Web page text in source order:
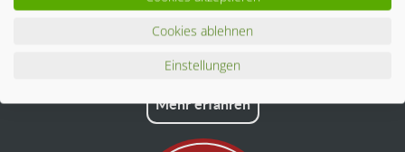
Mehr erfahren
Cookies ablehnen
Einstellungen